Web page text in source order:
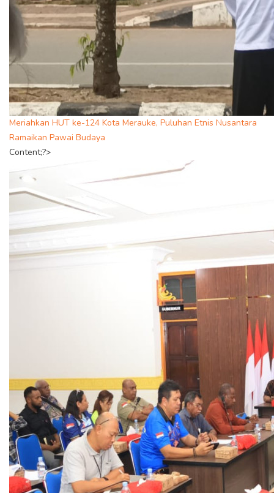
Meriahkan HUT ke-124 Kota Merauke, Puluhan Etnis Nusantara
Ramaikan Pawai Budaya
Content;?>